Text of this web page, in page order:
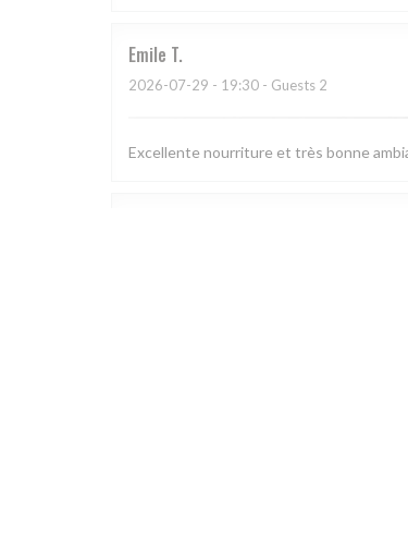
Emile T
2026-07-29 - 19:30 - Guests 2
Excellente nourriture et très bonne